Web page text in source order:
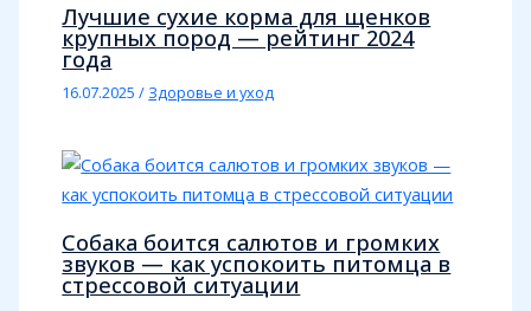
Лучшие сухие корма для щенков
крупных пород — рейтинг 2024
года
16.07.2025/ Здоровье и уход
Собака боится салютов и громких
звуков — как успокоить питомца в
стрессовой ситуации